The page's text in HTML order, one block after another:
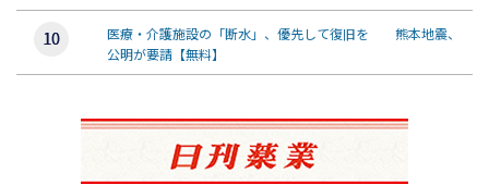
医療・介護施設の「断水」、優先して復旧を 熊本地震、
公明が要請【無料】